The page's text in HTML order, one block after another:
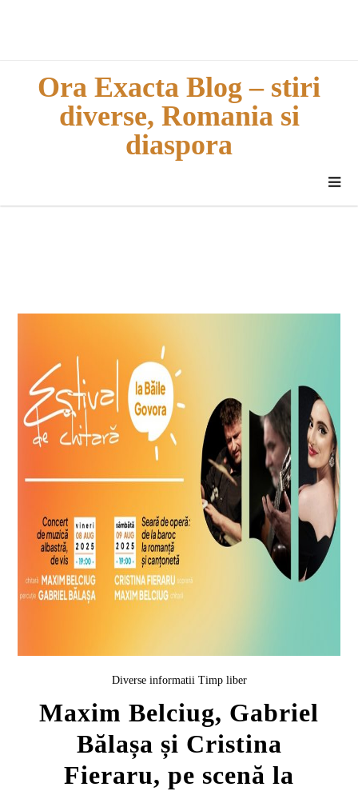
Ora Exacta Blog – stiri
diverse, Romania si
diaspora
Diverse informatii Timp liber
Maxim Belciug, Gabriel
Bălașa și Cristina
Fieraru, pe scenă la